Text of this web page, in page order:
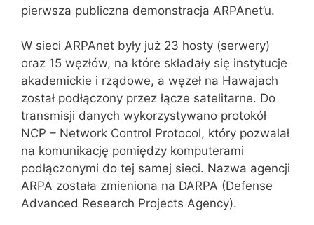
pierwsza publiczna demonstracja ARPAnet’u.
W sieci ARPAnet były już 23 hosty (serwery)
oraz 15 węzłów, na które składały się instytucje
akademickie i rządowe, a węzeł na Hawajach
został podłączony przez łącze satelitarne. Do
transmisji danych wykorzystywano protokół
NCP – Network Control Protocol, który pozwalał
na komunikację pomiędzy komputerami
podłączonymi do tej samej sieci. Nazwa agencji
ARPA została zmieniona na DARPA (Defense
Advanced Research Projects Agency).